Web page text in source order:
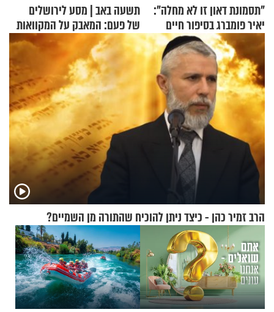
"תסמונת דאון זו לא מחלה":
יאיר פומברג בסיפור חיים
מעורר השראה
תשעה באב | מסע לירושלים
של פעם: המאבק על המקוואות
הרב זמיר כהן - כיצד ניתן להוכיח שהתורה מן השמיים?